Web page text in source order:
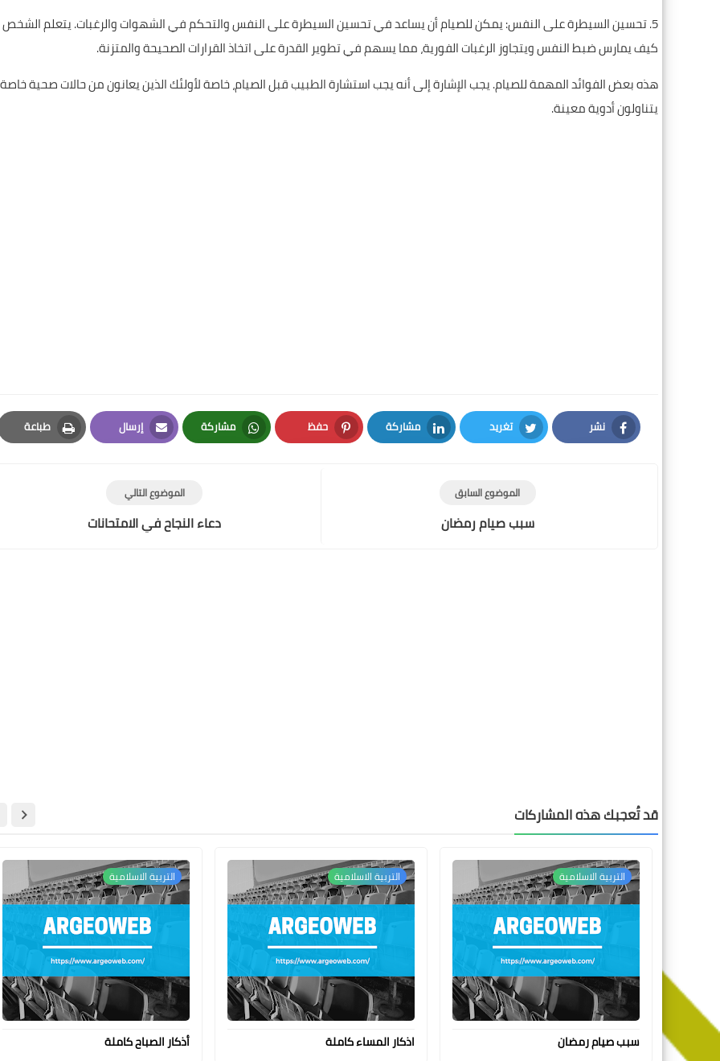
5. تحسين السيطرة على النفس: يمكن للصيام أن يساعد في تحسين السيطرة على النفس والتحكم في الشهوات والرغبات. يتعلم الشخص
كيف يمارس ضبط النفس ويتجاوز الرغبات الفورية، مما يسهم في تطوير القدرة على اتخاذ القرارات الصحيحة والمتزنة.
هذه بعض الفوائد المهمة للصيام. يجب الإشارة إلى أنه يجب استشارة الطبيب قبل الصيام، خاصة لأولئك الذين يعانون من حالات صحية
يتناولون أدوية معينة.
نشر
Facebook
تغريد
Twitter
مشاركة
LinkedIn
حفظ
Pinterest
مشاركة
Whatsapp
إرسال
Email
طباعة
Print
الموضوع التالي
دعاء النجاح في الامتحانات
الموضوع السابق
سبب صيام رمضان
قد تُعجبك هذه المشاركات
التربية الاسلامية
سبب صيام رمضان
التربية الاسلامية
اذكار المساء كاملة
التربية الاسلامية
أذكار الصباح كاملة